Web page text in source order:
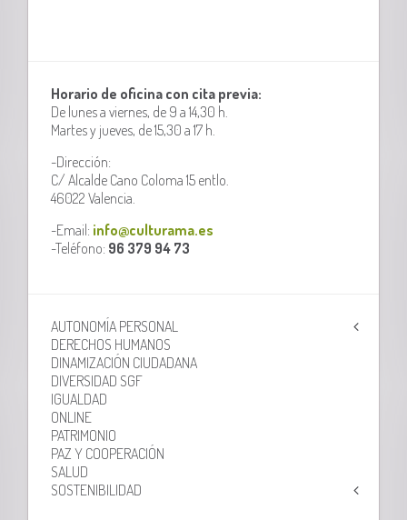
Horario de oficina con cita previa:
De lunes a viernes, de 9 a 14,30 h.
Martes y jueves, de 15,30 a 17 h.
-Dirección:
C/ Alcalde Cano Coloma 15 entlo.
46022 Valencia.
-Email: info@culturama.es
-Teléfono: 96 379 94 73
AUTONOMÍA PERSONAL
DERECHOS HUMANOS
DINAMIZACIÓN CIUDADANA
DIVERSIDAD SGF
IGUALDAD
ONLINE
PATRIMONIO
PAZ Y COOPERACIÓN
SALUD
SOSTENIBILIDAD